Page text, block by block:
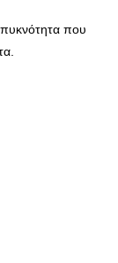
πυκνότητα που